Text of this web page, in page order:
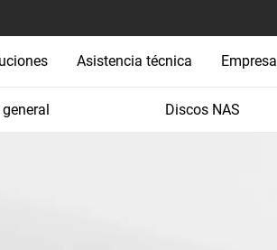
Asistencia técnica Empresa
Discos NAS